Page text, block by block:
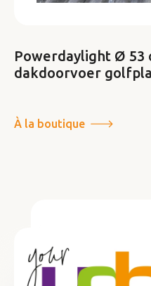
Powerdaylight Ø 53
dakdoorvoer
À la boutique